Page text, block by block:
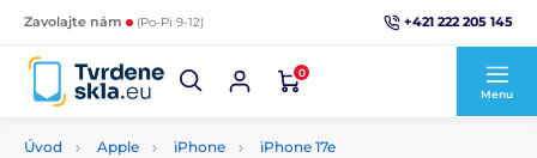
Zavolajte nám (Po-Pi 9-12) +421 222 205 145
0
Menu
Úvod Apple iPhone
iPhone 17e